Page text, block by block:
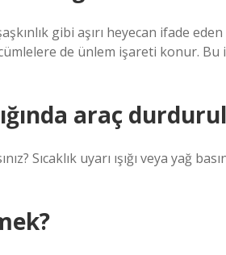
gibi aşırı heyecan ifade
de ünlem işareti konur.
araç
Sıcaklık uyarı ışığı veya yağ